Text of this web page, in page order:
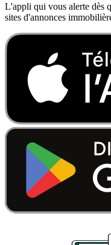
L'appli qui vous alerte dès
sites d'annonces